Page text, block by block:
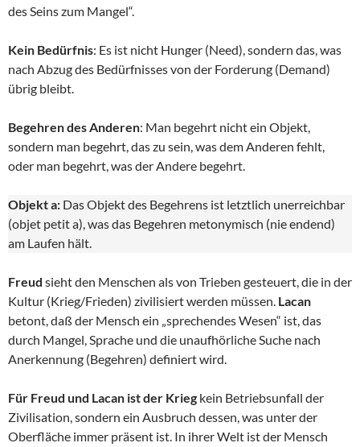
des Seins zum Mangel“.
Kein Bedürfnis: Es ist nicht Hunger (Need), sondern das, was
nach Abzug des Bedürfnisses von der Forderung (Demand)
übrig bleibt.
Begehren des Anderen: Man begehrt nicht ein Objekt,
sondern man begehrt, das zu sein, was dem Anderen fehlt,
oder man begehrt, was der Andere begehrt.
Objekt a: Das Objekt des Begehrens ist letztlich unerreichbar
(objet petit a), was das Begehren metonymisch (nie endend)
am Laufen hält.
Freud sieht den Menschen als von Trieben gesteuert, die in der
Kultur (Krieg/Frieden) zivilisiert werden müssen. Lacan
betont, daß der Mensch ein „sprechendes Wesen“ ist, das
durch Mangel, Sprache und die unaufhörliche Suche nach
Anerkennung (Begehren) definiert wird.
Für Freud und Lacan ist der Krieg kein Betriebsunfall der
Zivilisation, sondern ein Ausbruch dessen, was unter der
Oberfläche immer präsent ist. In ihrer Welt ist der Mensch